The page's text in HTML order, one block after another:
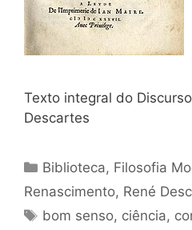
Texto integral do
Descartes
Categorias
Biblioteca, Filosofia
Renascimento, René
Tags
bom senso, ciência,